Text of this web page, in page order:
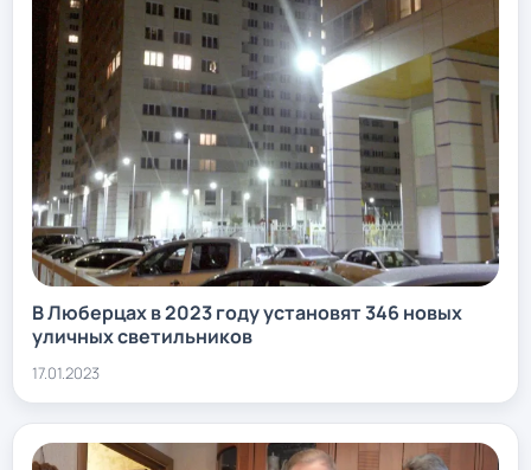
В Люберцах в 2023 году установят 346 новых
уличных светильников
17.01.2023